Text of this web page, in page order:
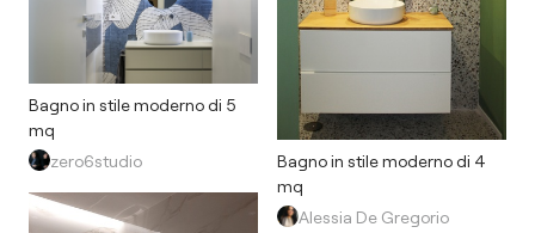
Bagno in stile moderno di 5
mq
zero6studio
Bagno in stile moderno di 4
mq
Alessia De Gregorio